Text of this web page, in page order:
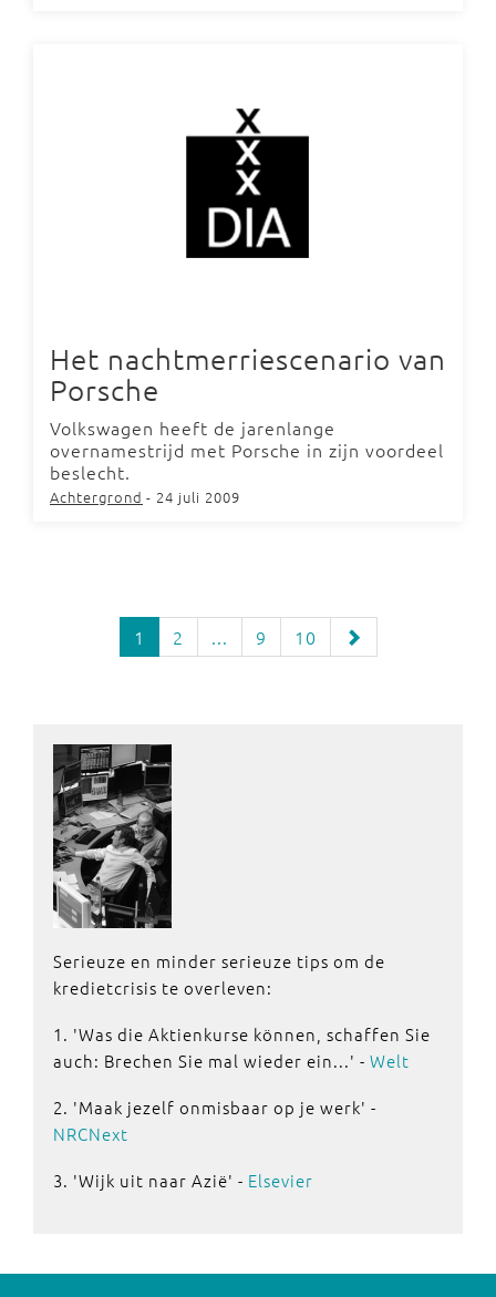
Het nachtmerriescenario van
Porsche
Volkswagen heeft de jarenlange
overnamestrijd met Porsche in zijn voordeel
beslecht.
Achtergrond - 24 juli 2009
1 2 ... 9 10
Serieuze en minder serieuze tips om de
kredietcrisis te overleven:
1. 'Was die Aktienkurse können, schaffen Sie
auch: Brechen Sie mal wieder ein...' - Welt
2. 'Maak jezelf onmisbaar op je werk' -
NRCNext
3. 'Wijk uit naar Azië' - Elsevier